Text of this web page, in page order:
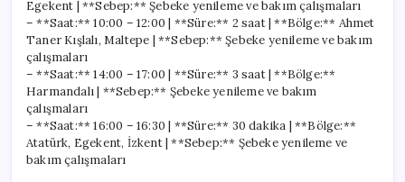
Egekent | **Sebep:** Şebeke yenileme ve bakım çalışmaları
– **Saat:** 10:00 – 12:00 | **Süre:** 2 saat | **Bölge:** Ahmet
Taner Kışlalı, Maltepe | **Sebep:** Şebeke yenileme ve bakım
çalışmaları
– **Saat:** 14:00 – 17:00 | **Süre:** 3 saat | **Bölge:**
Harmandalı | **Sebep:** Şebeke yenileme ve bakım
çalışmaları
– **Saat:** 16:00 – 16:30 | **Süre:** 30 dakika | **Bölge:**
Atatürk, Egekent, İzkent | **Sebep:** Şebeke yenileme ve
bakım çalışmaları